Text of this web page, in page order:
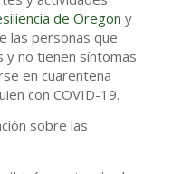
de Oregon y
las personas que
y no tienen síntomas
en cuarentena
con COVID-19.
sobre las